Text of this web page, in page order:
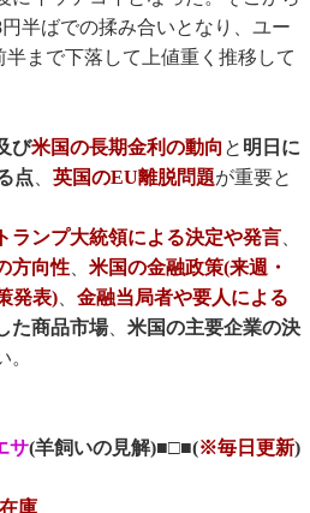
半ばでの揉み合いとなり、ユー
半まで下落して上値重く推移して
び米国の長期金利の動向 と 明日に
点、 英国のEU離脱問題が重要と
トランプ大統領による決定や発言、
方向性、 米国の金融政策(来週・
発表)、 金融当局者や要人による
た商品市場、 米国の主要企業の決
サ(羊飼いの見解)■□■(※毎日更新)
庫